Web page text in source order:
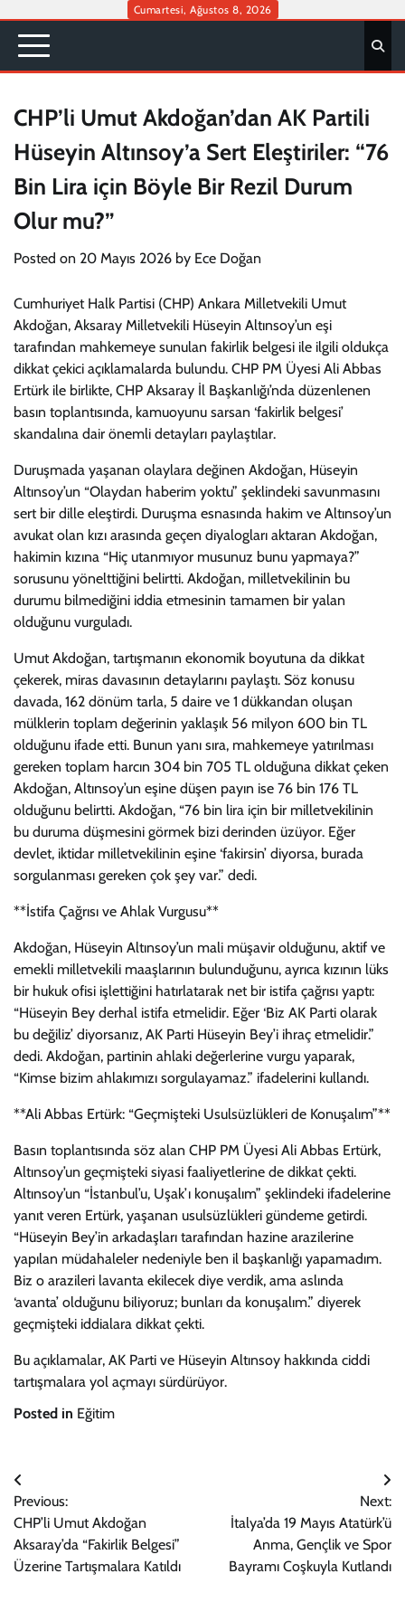
content
Cumartesi, Ağustos 8, 2026
CHP’li Umut Akdoğan’dan AK Partili
Hüseyin Altınsoy’a Sert Eleştiriler: “76
Bin Lira için Böyle Bir Rezil Durum
Olur mu?”
Posted on 20 Mayıs 2026 by Ece Doğan
Cumhuriyet Halk Partisi (CHP) Ankara Milletvekili Umut
Akdoğan, Aksaray Milletvekili Hüseyin Altınsoy’un eşi
tarafından mahkemeye sunulan fakirlik belgesi ile ilgili oldukça
dikkat çekici açıklamalarda bulundu. CHP PM Üyesi Ali Abbas
Ertürk ile birlikte, CHP Aksaray İl Başkanlığı’nda düzenlenen
basın toplantısında, kamuoyunu sarsan ‘fakirlik belgesi’
skandalına dair önemli detayları paylaştılar.
Duruşmada yaşanan olaylara değinen Akdoğan, Hüseyin
Altınsoy’un “Olaydan haberim yoktu” şeklindeki savunmasını
sert bir dille eleştirdi. Duruşma esnasında hakim ve Altınsoy’un
avukat olan kızı arasında geçen diyalogları aktaran Akdoğan,
hakimin kızına “Hiç utanmıyor musunuz bunu yapmaya?”
sorusunu yönelttiğini belirtti. Akdoğan, milletvekilinin bu
durumu bilmediğini iddia etmesinin tamamen bir yalan
olduğunu vurguladı.
Umut Akdoğan, tartışmanın ekonomik boyutuna da dikkat
çekerek, miras davasının detaylarını paylaştı. Söz konusu
davada, 162 dönüm tarla, 5 daire ve 1 dükkandan oluşan
mülklerin toplam değerinin yaklaşık 56 milyon 600 bin TL
olduğunu ifade etti. Bunun yanı sıra, mahkemeye yatırılması
gereken toplam harcın 304 bin 705 TL olduğuna dikkat çeken
Akdoğan, Altınsoy’un eşine düşen payın ise 76 bin 176 TL
olduğunu belirtti. Akdoğan, “76 bin lira için bir milletvekilinin
bu duruma düşmesini görmek bizi derinden üzüyor. Eğer
devlet, iktidar milletvekilinin eşine ‘fakirsin’ diyorsa, burada
sorgulanması gereken çok şey var.” dedi.
**İstifa Çağrısı ve Ahlak Vurgusu**
Akdoğan, Hüseyin Altınsoy’un mali müşavir olduğunu, aktif ve
emekli milletvekili maaşlarının bulunduğunu, ayrıca kızının lüks
bir hukuk ofisi işlettiğini hatırlatarak net bir istifa çağrısı yaptı:
“Hüseyin Bey derhal istifa etmelidir. Eğer ‘Biz AK Parti olarak
bu değiliz’ diyorsanız, AK Parti Hüseyin Bey’i ihraç etmelidir.”
dedi. Akdoğan, partinin ahlaki değerlerine vurgu yaparak,
“Kimse bizim ahlakımızı sorgulayamaz.” ifadelerini kullandı.
**Ali Abbas Ertürk: “Geçmişteki Usulsüzlükleri de Konuşalım”**
Basın toplantısında söz alan CHP PM Üyesi Ali Abbas Ertürk,
Altınsoy’un geçmişteki siyasi faaliyetlerine de dikkat çekti.
Altınsoy’un “İstanbul’u, Uşak’ı konuşalım” şeklindeki ifadelerine
yanıt veren Ertürk, yaşanan usulsüzlükleri gündeme getirdi.
“Hüseyin Bey’in arkadaşları tarafından hazine arazilerine
yapılan müdahaleler nedeniyle ben il başkanlığı yapamadım.
Biz o arazileri lavanta ekilecek diye verdik, ama aslında
‘avanta’ olduğunu biliyoruz; bunları da konuşalım.” diyerek
geçmişteki iddialara dikkat çekti.
Bu açıklamalar, AK Parti ve Hüseyin Altınsoy hakkında ciddi
tartışmalara yol açmayı sürdürüyor.
Posted in Eğitim
Yazı
gezinmesi
Previous:
CHP’li Umut Akdoğan
Aksaray’da “Fakirlik Belgesi”
Üzerine Tartışmalara Katıldı
Next:
İtalya’da 19 Mayıs Atatürk’ü
Anma, Gençlik ve Spor
Bayramı Coşkuyla Kutlandı